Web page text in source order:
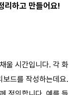
리하고 만들어요!
울 시간입니다. 각 화
드를 작성하는데요.